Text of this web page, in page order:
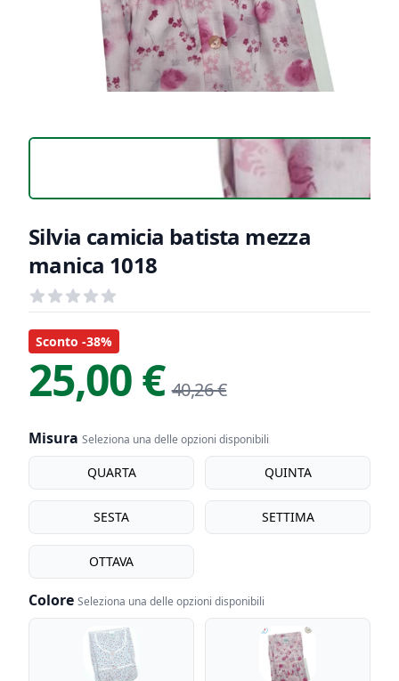
Silvia camicia batista mezza
manica 1018
Recensioni
out of 5 stars
Informazioni Prodotto
Descrizione riassuntiva
Sconto -38%
25,00 € 40,26 €
Misura Seleziona una delle opzioni disponibili
Misura QUARTA QUINTA
SESTA SETTIMA
OTTAVA
Colore Seleziona una delle opzioni disponibili
Colore